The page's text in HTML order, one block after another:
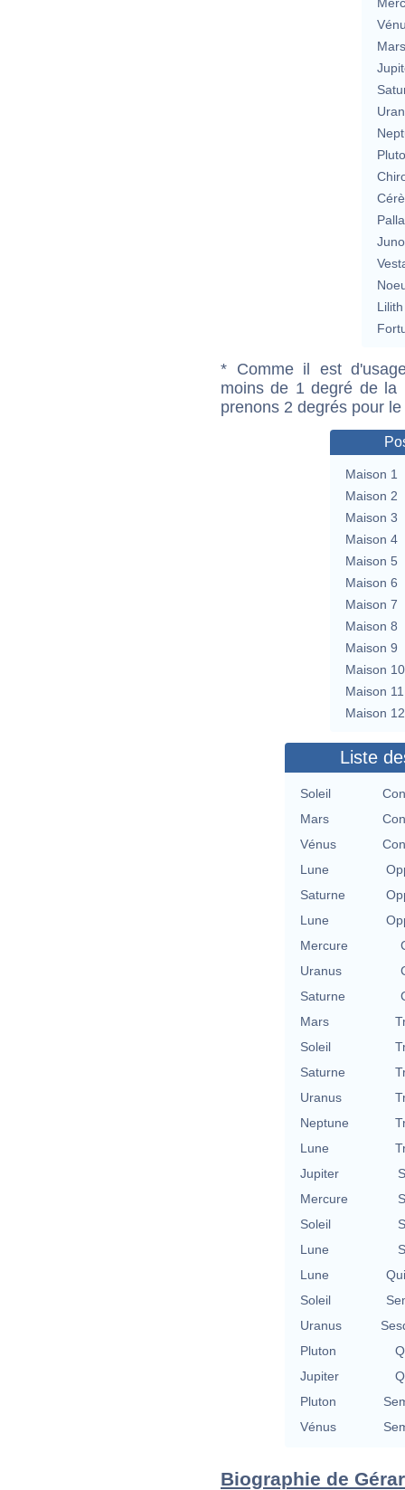
Mars
Lilith
* Comme il est
moins de 1 degré de la
prenons 2 degrés pour
Maison 1
Maison 2
Maison 3
Maison 4
Maison 5
Maison 6
Maison 7
Maison 8
Maison 9
Maison 10
Maison 11
Maison 12
Liste
Soleil
Mars
Vénus
Lune
Saturne
Lune
Mercure
Uranus
Saturne
Mars
Soleil
Saturne
Uranus
Neptune
Lune
Jupiter
Mercure
Soleil
Lune
Lune
Soleil
Uranus
Pluton
Jupiter
Pluton
Vénus
Biographie de